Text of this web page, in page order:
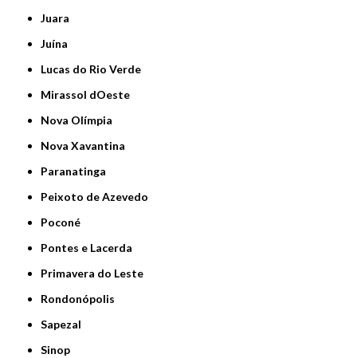
Juara
Juína
Lucas do Rio Verde
Mirassol dOeste
Nova Olímpia
Nova Xavantina
Paranatinga
Peixoto de Azevedo
Poconé
Pontes e Lacerda
Primavera do Leste
Rondonópolis
Sapezal
Sinop